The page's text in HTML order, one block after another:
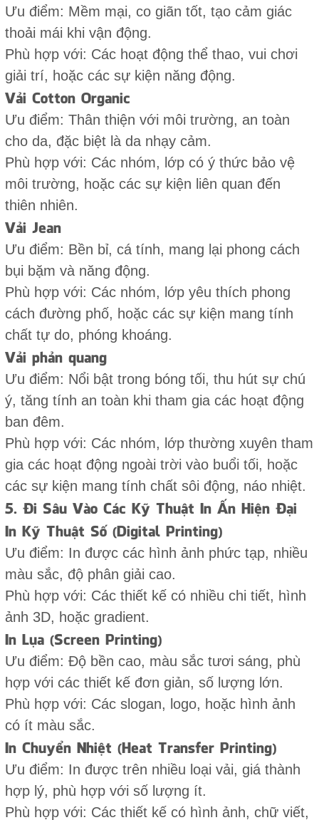
Ưu điểm: Mềm mại, co giãn tốt, tạo cảm giác
thoải mái khi vận động.
Phù hợp với: Các hoạt động thể thao, vui chơi
giải trí, hoặc các sự kiện năng động.
Vải Cotton Organic
Ưu điểm: Thân thiện với môi trường, an toàn
cho da, đặc biệt là da nhạy cảm.
Phù hợp với: Các nhóm, lớp có ý thức bảo vệ
môi trường, hoặc các sự kiện liên quan đến
thiên nhiên.
Vải Jean
Ưu điểm: Bền bỉ, cá tính, mang lại phong cách
bụi bặm và năng động.
Phù hợp với: Các nhóm, lớp yêu thích phong
cách đường phố, hoặc các sự kiện mang tính
chất tự do, phóng khoáng.
Vải phản quang
Ưu điểm: Nổi bật trong bóng tối, thu hút sự chú
ý, tăng tính an toàn khi tham gia các hoạt động
ban đêm.
Phù hợp với: Các nhóm, lớp thường xuyên tham
gia các hoạt động ngoài trời vào buổi tối, hoặc
các sự kiện mang tính chất sôi động, náo nhiệt.
5. Đi Sâu Vào Các Kỹ Thuật In Ấn Hiện Đại
In Kỹ Thuật Số (Digital Printing)
Ưu điểm: In được các hình ảnh phức tạp, nhiều
màu sắc, độ phân giải cao.
Phù hợp với: Các thiết kế có nhiều chi tiết, hình
ảnh 3D, hoặc gradient.
In Lụa (Screen Printing)
Ưu điểm: Độ bền cao, màu sắc tươi sáng, phù
hợp với các thiết kế đơn giản, số lượng lớn.
Phù hợp với: Các slogan, logo, hoặc hình ảnh
có ít màu sắc.
In Chuyển Nhiệt (Heat Transfer Printing)
Ưu điểm: In được trên nhiều loại vải, giá thành
hợp lý, phù hợp với số lượng ít.
Phù hợp với: Các thiết kế có hình ảnh, chữ viết,